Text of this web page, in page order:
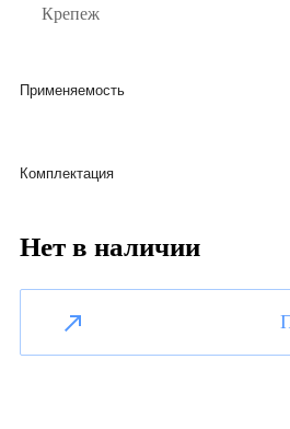
Крепеж
Применяемость
Комплектация
Нет в наличии